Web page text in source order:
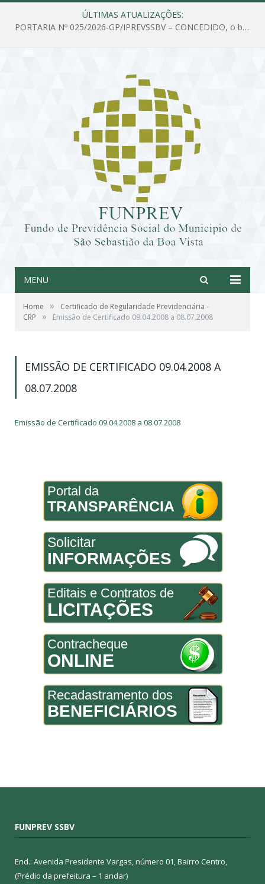
ÚLTIMAS ATUALIZAÇÕES:
PORTARIA Nº 025/2026-GP/IPREVSSBV – CONCEDIDO, o benefício de PENSÃO a MARIA ESTELA DOS SANTOS SOUZA
MENU
Home »
Certificado de Regularidade Previdenciária -
CRP
» Emissão de Certificado 09.04.2008 a 08.07.2008
EMISSÃO DE CERTIFICADO 09.04.2008 A
08.07.2008
Emissão de Certificado 09.04.2008 a 08.07.2008
Portal da
TRANSPARÊNCIA
Solicitar
INFORMAÇÕES
Editais e Contratos de
LICITAÇÕES
Contracheque
ONLINE
Recadastramento dos
BENEFICIÁRIOS
FUNPREV SSBV
End.: Avenida Presidente Vargas, número 01, Bairro Centro,
(Prédio da prefeitura – 1 andar)